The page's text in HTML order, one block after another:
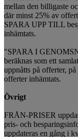
mellan den billigaste
där minst 25% av
SPARA UPP TILL
inhämtats.
"SPARA I
beräknas som ett
uppnåtts på offerter,
offerter inhämtats.
Övrigt
FRÅN-PRISER
pris- och
uppdateras en gång i